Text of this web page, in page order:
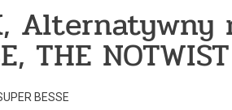
Alternatywny
THE NOTWIST
BESSE